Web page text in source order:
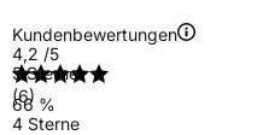
Kundenbewertungen
4,2 /5
(6)
5 Sterne
66 %
4 Sterne